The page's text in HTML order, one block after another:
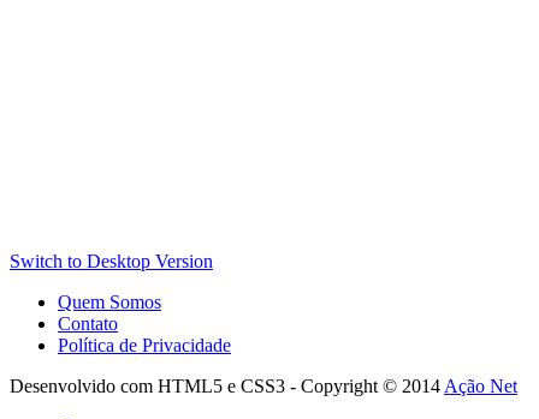
Switch to Desktop Version
Quem Somos
Contato
Política de Privacidade
Desenvolvido com HTML5 e CSS3 - Copyright © 2014 Ação Net